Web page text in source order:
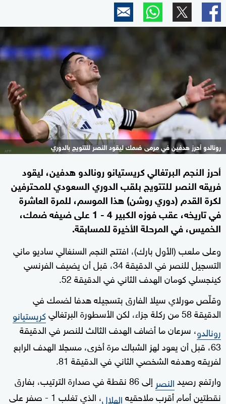
رونالدو أحرز هدفين في مرمى ضمك ليقود النصر للتتويج بالدوري
أحرز النجم البرتغالي كريستيانو رونالدو هدفين، ليقود
فريقه النصر للتتويج بلقب الدوري السعودي للمحترفين
لكرة القدم (دوري روشن) هذا الموسم، للمرة العاشرة
في تاريخه، عقب فوزه الكبير 4 - 1 على ضيفه ضمك،
الخميس، في المرحلة الأخيرة للمسابقة.
وعلى ملعب (الأول بارك)، افتتح النجم السنغالي ساديو ماني
التسجيل للنصر في الدقيقة 34، قبل أن يضيف الفرنسي
كينجسلي كومان الهدف الثاني في الدقيقة 52.
وقلّص مورلاي سيلا الفارق بتسجيله هدفا لضمك في
الدقيقة 58 من ركلة جزاء، لكن الأسطورة البرتغالي
كريستيانو
رونالدو، سرعان ما أضاف الهدف الثالث للنصر في الدقيقة
63، قبل أن يعود لهز الشباك مرة أخرى، مسجلا الهدف الرابع
لفريقه وهدفه الشخصي الثاني في الدقيقة 81.
وارتفع رصيدالنصر
إلى 86 نقطة في صدارة الترتيب، بفارق
نقطتين أمام أقرب ملاحقيهالهلال ، الذي تغلب 1 - صفر على